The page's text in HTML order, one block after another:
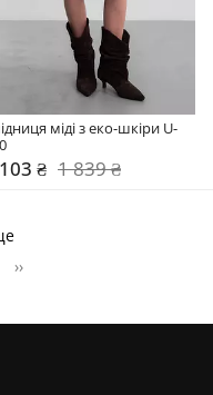
міді з еко-шкіри U-
₴ 1 839 ₴
››